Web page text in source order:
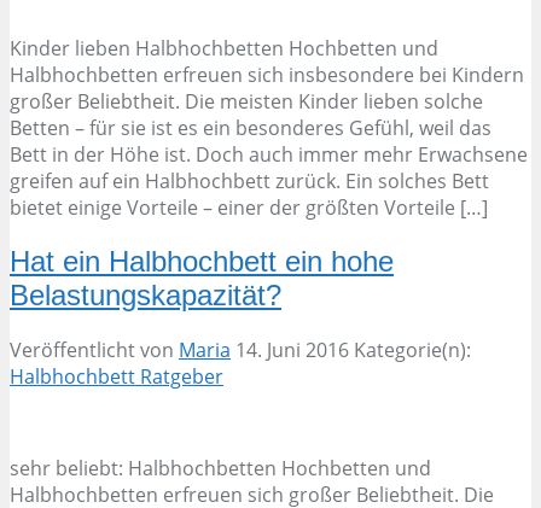
Kinder lieben Halbhochbetten Hochbetten und
Halbhochbetten erfreuen sich insbesondere bei Kindern
großer Beliebtheit. Die meisten Kinder lieben solche
Betten – für sie ist es ein besonderes Gefühl, weil das
Bett in der Höhe ist. Doch auch immer mehr Erwachsene
greifen auf ein Halbhochbett zurück. Ein solches Bett
bietet einige Vorteile – einer der größten Vorteile […]
Hat ein Halbhochbett ein hohe
Belastungskapazität?
Veröffentlicht von Maria 14. Juni 2016 Kategorie(n):
Halbhochbett Ratgeber
sehr beliebt: Halbhochbetten Hochbetten und
Halbhochbetten erfreuen sich großer Beliebtheit. Die